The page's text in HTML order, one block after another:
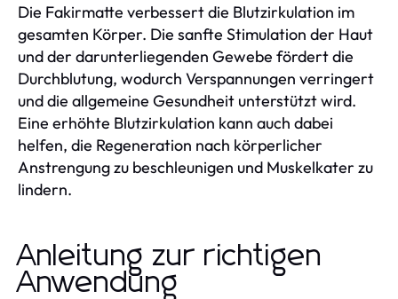
Die Fakirmatte verbessert die Blutzirkulation im
gesamten Körper. Die sanfte Stimulation der Haut
und der darunterliegenden Gewebe fördert die
Durchblutung, wodurch Verspannungen verringert
und die allgemeine Gesundheit unterstützt wird.
Eine erhöhte Blutzirkulation kann auch dabei
helfen, die Regeneration nach körperlicher
Anstrengung zu beschleunigen und Muskelkater zu
lindern.
Anleitung zur richtigen
Anwendung